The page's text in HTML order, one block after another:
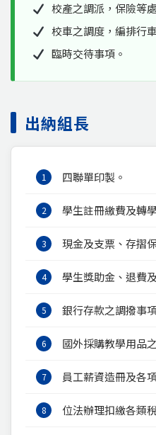
校產之調派，保險等
校車之調度，編排行
臨時交待事項。
出納組長
1 四聯單印製。
2 學生註冊繳費及轉
3 現金及支票、存摺
4 學生獎助金、退費
5 銀行存款之調撥事
6 國外採購教學用品
7 員工薪資造冊及各
8 位法辦理扣繳各類